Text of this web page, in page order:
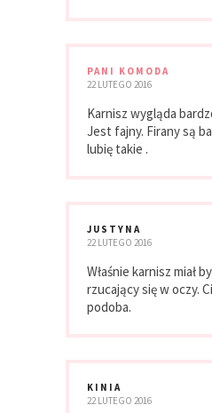
PANI KOMODA
22 LUTEGO 2016
Karnisz wygląda
Jest fajny. Firany są
lubię takie .
JUSTYNA
22 LUTEGO 2016
Właśnie karnisz miał
rzucający się w oczy.
podoba.
KINIA
22 LUTEGO 2016